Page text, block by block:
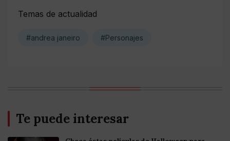
Temas de actualidad
#andrea janeiro #Personajes
Te puede interesar